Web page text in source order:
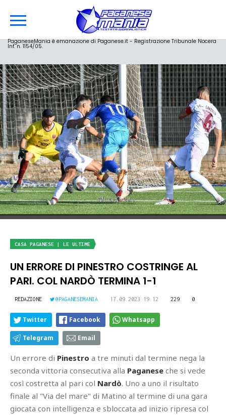
PaganeseMania è emanazione di Paganese.it - Registrazione Tribunale Nocera
Inf. n. 1154/05.
CASA PAGANESE | LE ULTIME
UN ERRORE DI PINESTRO COSTRINGE AL
PARI. COL NARDÒ TERMINA 1-1
REDAZIONE @PAGANESEMANIA 17.09.2023 19:12 229 0
Twitter Facebook Whatsapp
Telegram Email
Un errore di Pinestro a tre minuti dal termine nega la
seconda vittoria consecutiva alla Paganese che si vede
così costretta al pari col Nardò. Uno a uno il risultato
finale al "Via del mare" di Matino al termine di una gara
giocata con intelligenza e sbloccata ad inizio ripresa col